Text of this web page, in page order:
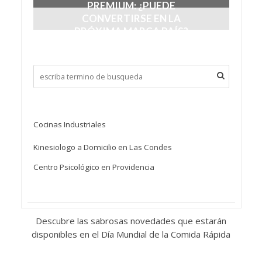
PREMIUM: ¿PUEDE
CONVERTIRSE EN LA
PRÓXIMA MARCA PAÍS?
Cocinas Industriales
Kinesiologo a Domicilio en Las Condes
Centro Psicológico en Providencia
Descubre las sabrosas novedades que estarán
disponibles en el Día Mundial de la Comida Rápida